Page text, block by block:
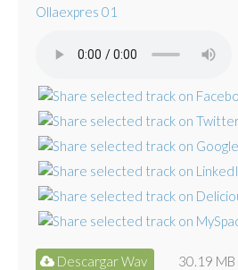
Ollaexpres 01
Descargar Wav 30.19 MB